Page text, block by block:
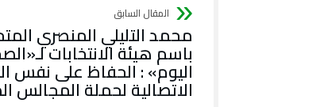
محمد التليلي المنصري
باسم هيئة الانتخابات
اليوم» : الحفاظ على نفس
الاتصالية لحملة المجالس